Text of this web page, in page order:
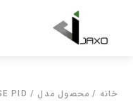
content
خانه / محصول مدل / ELLISSE PID